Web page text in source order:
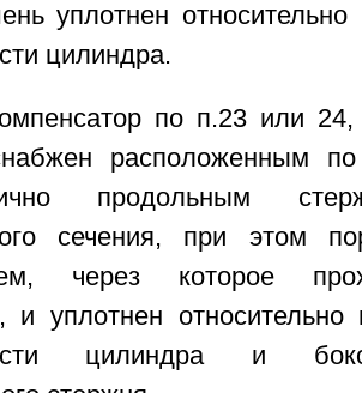
уплотнен относительно
цилиндра.
по п.23 или
расположенным
продольным
сечения, при этом
через которое
и уплотнен относительно
цилиндра и